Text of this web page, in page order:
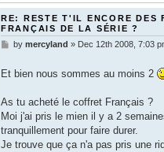
RE: RESTE T'IL ENCORE DES
FRANÇAIS DE LA SÉRIE ?
P
t
by mercyland » Dec 12th 2008, 7:03
Et bien nous sommes au moins 2
As tu acheté le coffret Français ?
Moi j'ai pris le mien il y a 2
tranquillement pour faire durer.
Je trouve que ça n'a pas pris une